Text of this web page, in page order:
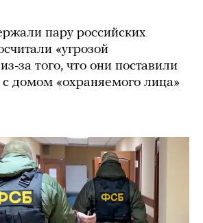
пару российских
«угрозой
за того, что они поставили
домом «охраняемого лица»